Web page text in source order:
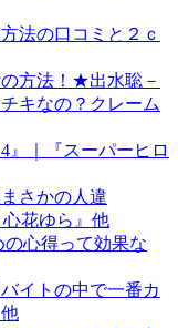
法の口コミと２ｃ
方法！★出水聡－
キなの？クレーム
』｜『スーパーヒロ
さかの人違
花ゆら』他
心得って効果な
イトの中で一番カ